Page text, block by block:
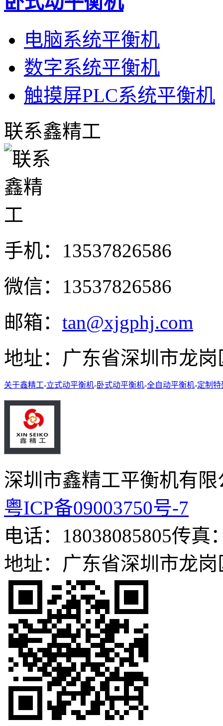
电脑系统平衡机
数字系统平衡机
触摸屏PLC系统平衡机
联系鑫精工
手机：13537826586
微信：13537826586
邮箱： tan@xjgphj.com
地址：广东省深圳市龙
关于鑫精工-立式动平衡机-卧式动平衡机-全自动平衡机-定制
深圳市鑫精工平衡机有
粤ICP备09003750号-7
电话：18038085805传真
地址：广东省深圳市龙